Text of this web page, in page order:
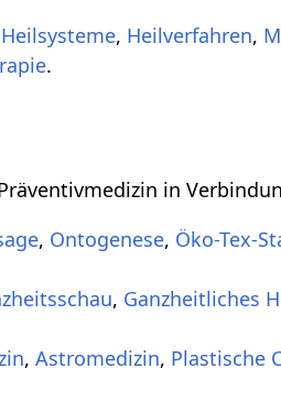
Heilsysteme, Heilverfahren,
.
in
, Ontogenese, Öko-Tex-
, Ganzheitliches
,Astromedizin, Plastische